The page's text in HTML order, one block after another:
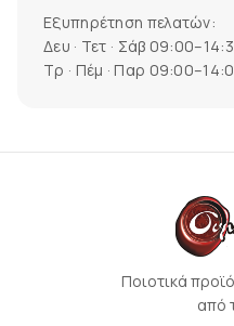
Εξυπηρέτηση πελατών:
Δευ · Τετ · Σάβ
Τρ · Πέμ · Παρ
Ποιοτικά
από